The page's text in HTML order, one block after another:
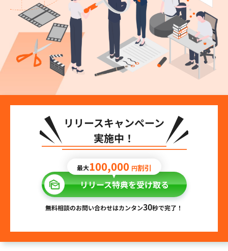
リリースキャンペーン
実施中！
最大100,000 円割引
リリース特典を受け取る
無料相談のお問い合わせはカンタン30秒で完了！